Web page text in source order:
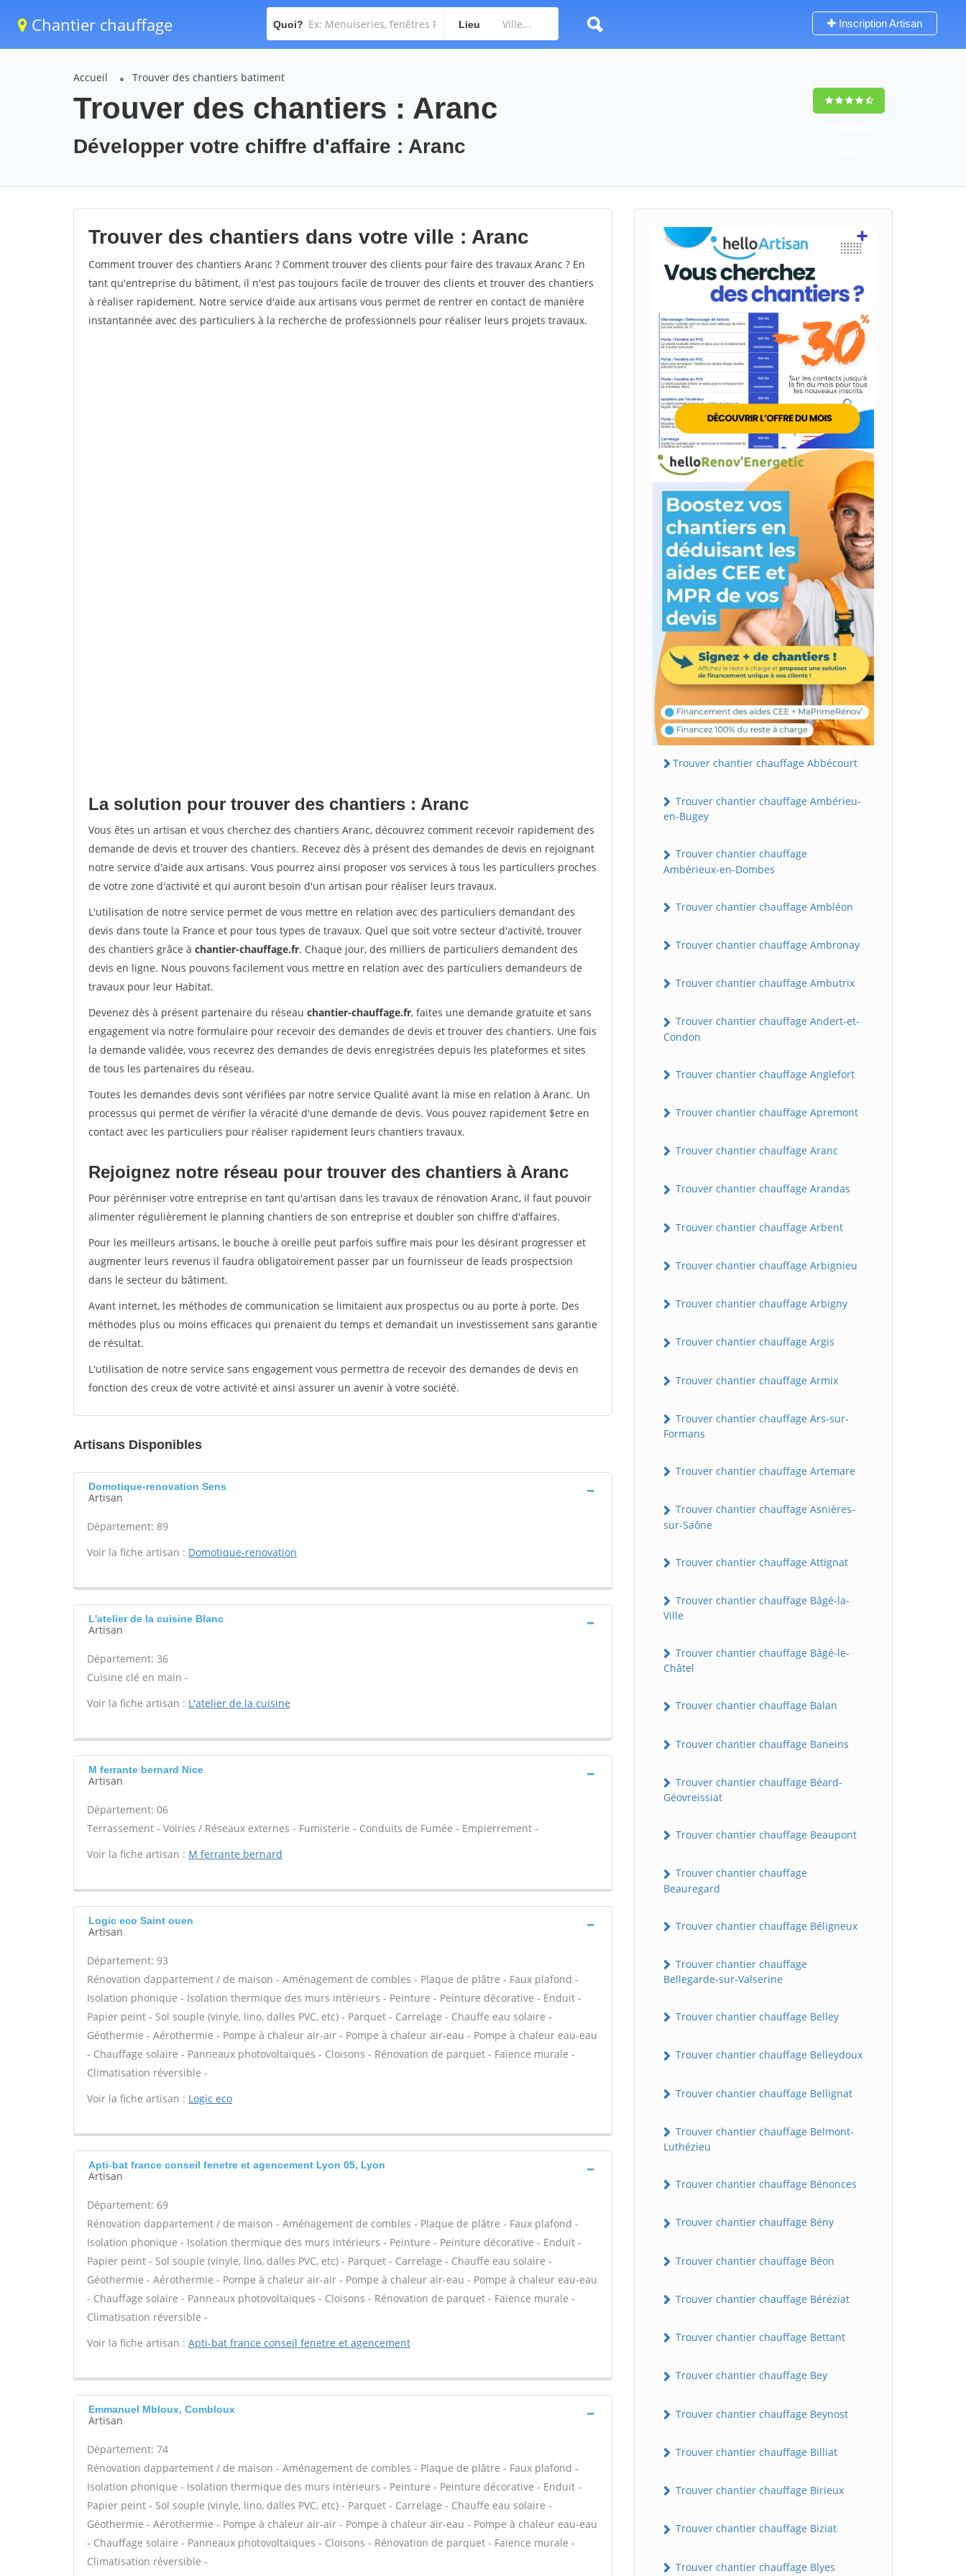
Chantier chauffage Quoi? Lieu Inscription Artisan
Accueil Trouver des chantiers batiment
Trouver des chantiers : Aranc
Développer votre chiffre d'affaire : Aranc
Trouver des chantiers dans votre ville : Aranc
Comment trouver des chantiers Aranc ? Comment trouver des clients pour faire des travaux Aranc ? En
tant qu'entreprise du bâtiment, il n'est pas toujours facile de trouver des clients et trouver des chantiers
à réaliser rapidement. Notre service d'aide aux artisans vous permet de rentrer en contact de manière
instantannée avec des particuliers à la recherche de professionnels pour réaliser leurs projets travaux.
La solution pour trouver des chantiers : Aranc
Vous êtes un artisan et vous cherchez des chantiers Aranc, découvrez comment recevoir rapidement des
demande de devis et trouver des chantiers. Recevez dès à présent des demandes de devis en rejoignant
notre service d'aide aux artisans. Vous pourrez ainsi proposer vos services à tous les particuliers proches
de votre zone d'activité et qui auront besoin d'un artisan pour réaliser leurs travaux.
L'utilisation de notre service permet de vous mettre en relation avec des particuliers demandant des
devis dans toute la France et pour tous types de travaux. Quel que soit votre secteur d'activité, trouver
des chantiers grâce à chantier-chauffage.fr. Chaque jour, des milliers de particuliers demandent des
devis en ligne. Nous pouvons facilement vous mettre en relation avec des particuliers demandeurs de
travaux pour leur Habitat.
Devenez dès à présent partenaire du réseau chantier-chauffage.fr, faites une demande gratuite et sans
engagement via notre formulaire pour recevoir des demandes de devis et trouver des chantiers. Une fois
la demande validée, vous recevrez des demandes de devis enregistrées depuis les plateformes et sites
de tous les partenaires du réseau.
Toutes les demandes devis sont vérifiées par notre service Qualité avant la mise en relation à Aranc. Un
processus qui permet de vérifier la véracité d'une demande de devis. Vous pouvez rapidement $etre en
contact avec les particuliers pour réaliser rapidement leurs chantiers travaux.
Rejoignez notre réseau pour trouver des chantiers à Aranc
Pour pérénniser votre entreprise en tant qu'artisan dans les travaux de rénovation Aranc, il faut pouvoir
alimenter régulièrement le planning chantiers de son entreprise et doubler son chiffre d'affaires.
Pour les meilleurs artisans, le bouche à oreille peut parfois suffire mais pour les désirant progresser et
augmenter leurs revenus il faudra obligatoirement passer par un fournisseur de leads prospectsion
dans le secteur du bâtiment.
Avant internet, les méthodes de communication se limitaient aux prospectus ou au porte à porte. Des
méthodes plus ou moins efficaces qui prenaient du temps et demandait un investissement sans garantie
de résultat.
L'utilisation de notre service sans engagement vous permettra de recevoir des demandes de devis en
fonction des creux de votre activité et ainsi assurer un avenir à votre société.
Artisans Disponibles
Domotique-renovation Sens
Artisan
Département: 89
Voir la fiche artisan : Domotique-renovation
L'atelier de la cuisine Blanc
Artisan
Département: 36
Cuisine clé en main -
Voir la fiche artisan : L'atelier de la cuisine
M ferrante bernard Nice
Artisan
Département: 06
Terrassement - Voiries / Réseaux externes - Fumisterie - Conduits de Fumée - Empierrement -
Voir la fiche artisan : M ferrante bernard
Logic eco Saint ouen
Artisan
Département: 93
Rénovation dappartement / de maison - Aménagement de combles - Plaque de plâtre - Faux plafond -
Isolation phonique - Isolation thermique des murs intérieurs - Peinture - Peinture décorative - Enduit -
Papier peint - Sol souple (vinyle, lino, dalles PVC, etc) - Parquet - Carrelage - Chauffe eau solaire -
Géothermie - Aérothermie - Pompe à chaleur air-air - Pompe à chaleur air-eau - Pompe à chaleur eau-eau
- Chauffage solaire - Panneaux photovoltaïques - Cloisons - Rénovation de parquet - Faïence murale -
Climatisation réversible -
Voir la fiche artisan : Logic eco
Apti-bat france conseil fenetre et agencement Lyon 05, Lyon
Artisan
Département: 69
Rénovation dappartement / de maison - Aménagement de combles - Plaque de plâtre - Faux plafond -
Isolation phonique - Isolation thermique des murs intérieurs - Peinture - Peinture décorative - Enduit -
Papier peint - Sol souple (vinyle, lino, dalles PVC, etc) - Parquet - Carrelage - Chauffe eau solaire -
Géothermie - Aérothermie - Pompe à chaleur air-air - Pompe à chaleur air-eau - Pompe à chaleur eau-eau
- Chauffage solaire - Panneaux photovoltaïques - Cloisons - Rénovation de parquet - Faïence murale -
Climatisation réversible -
Voir la fiche artisan : Apti-bat france conseil fenetre et agencement
Emmanuel Mbloux, Combloux
Artisan
Département: 74
Rénovation dappartement / de maison - Aménagement de combles - Plaque de plâtre - Faux plafond -
Isolation phonique - Isolation thermique des murs intérieurs - Peinture - Peinture décorative - Enduit -
Papier peint - Sol souple (vinyle, lino, dalles PVC, etc) - Parquet - Carrelage - Chauffe eau solaire -
Géothermie - Aérothermie - Pompe à chaleur air-air - Pompe à chaleur air-eau - Pompe à chaleur eau-eau
- Chauffage solaire - Panneaux photovoltaïques - Cloisons - Rénovation de parquet - Faïence murale -
Climatisation réversible -
Trouver chantier chauffage Abbécourt
Trouver chantier chauffage Ambérieu-
en-Bugey
Trouver chantier chauffage
Ambérieux-en-Dombes
Trouver chantier chauffage Ambléon
Trouver chantier chauffage Ambronay
Trouver chantier chauffage Ambutrix
Trouver chantier chauffage Andert-et-
Condon
Trouver chantier chauffage Anglefort
Trouver chantier chauffage Apremont
Trouver chantier chauffage Aranc
Trouver chantier chauffage Arandas
Trouver chantier chauffage Arbent
Trouver chantier chauffage Arbignieu
Trouver chantier chauffage Arbigny
Trouver chantier chauffage Argis
Trouver chantier chauffage Armix
Trouver chantier chauffage Ars-sur-
Formans
Trouver chantier chauffage Artemare
Trouver chantier chauffage Asnières-
sur-Saône
Trouver chantier chauffage Attignat
Trouver chantier chauffage Bâgé-la-
Ville
Trouver chantier chauffage Bâgé-le-
Châtel
Trouver chantier chauffage Balan
Trouver chantier chauffage Baneins
Trouver chantier chauffage Béard-
Géovreissiat
Trouver chantier chauffage Beaupont
Trouver chantier chauffage
Beauregard
Trouver chantier chauffage Béligneux
Trouver chantier chauffage
Bellegarde-sur-Valserine
Trouver chantier chauffage Belley
Trouver chantier chauffage Belleydoux
Trouver chantier chauffage Bellignat
Trouver chantier chauffage Belmont-
Luthézieu
Trouver chantier chauffage Bénonces
Trouver chantier chauffage Bény
Trouver chantier chauffage Béon
Trouver chantier chauffage Béréziat
Trouver chantier chauffage Bettant
Trouver chantier chauffage Bey
Trouver chantier chauffage Beynost
Trouver chantier chauffage Billiat
Trouver chantier chauffage Birieux
Trouver chantier chauffage Biziat
Trouver chantier chauffage Blyes